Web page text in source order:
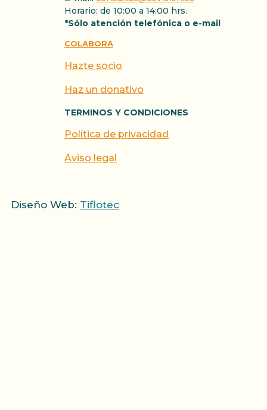
Horario: de 10:00 a 14:00 hrs.
*Sólo atención telefónica o e-mail
COLABORA
Hazte socio
Haz un donativo
TERMINOS Y CONDICIONES
Política de privacidad
Aviso legal
Diseño Web: Tiflotec